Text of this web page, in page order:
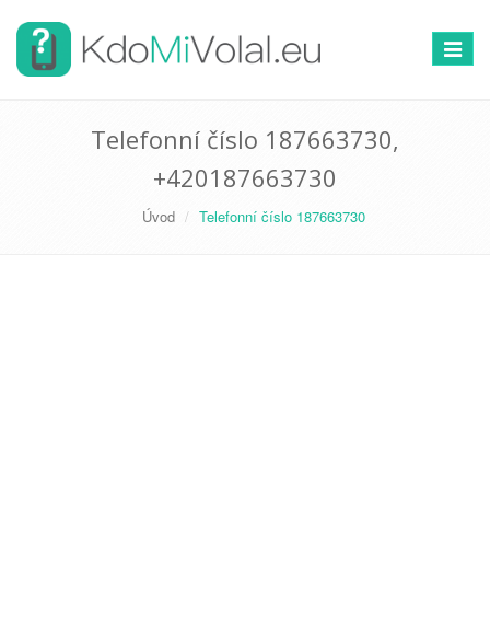
Telefonní číslo 187663730,
+420187663730
Úvod Telefonní číslo 187663730